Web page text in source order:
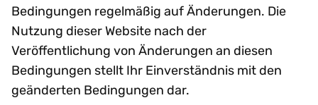
Bedingungen regelmäßig auf Änderungen. Die
Nutzung dieser Website nach der
Veröffentlichung von Änderungen an diesen
Bedingungen stellt Ihr Einverständnis mit den
geänderten Bedingungen dar.